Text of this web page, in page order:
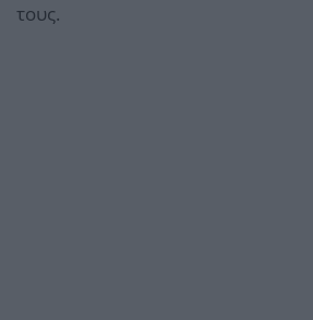
τους.